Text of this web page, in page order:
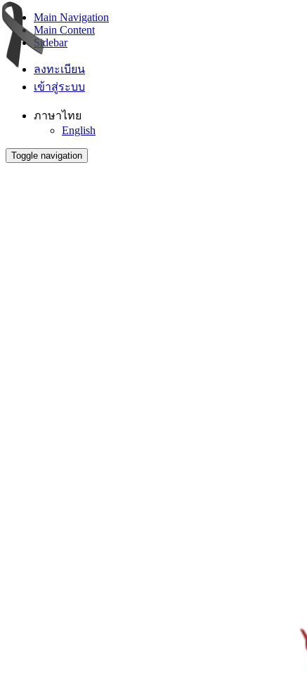
Main Navigation
Main Content
Sidebar
ลงทะเบียน
เข้าสู่ระบบ
ภาษาไทย
English
Toggle navigation